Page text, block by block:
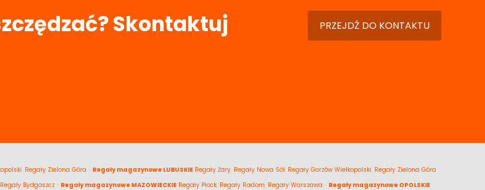
Skontaktuj
PRZEJDŹ DO KONTAKTU
Regały Zielona Góra • Regały magazynowe LUBUSKIE Regały Żary Regały Nowa Sól Regały Gorzów Wielkopolski Regały Zielona Góra
Regały Bydgoszcz • Regały magazynowe MAZOWIECKIE Regały Płock Regały Radom Regały Warszawa • Regały magazynowe OPOLSKIE